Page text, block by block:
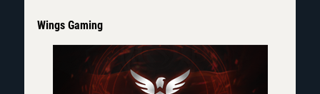
Wings Gaming